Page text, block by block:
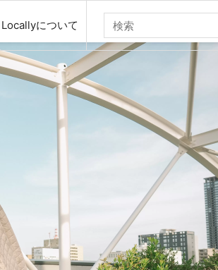
Locallyについて